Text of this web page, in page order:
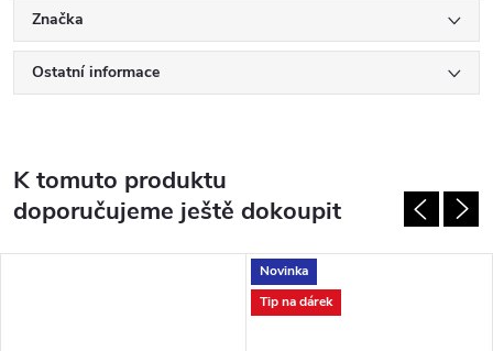
Značka
Ostatní informace
K tomuto produktu
doporučujeme ještě dokoupit
Novinka
Tip na dárek